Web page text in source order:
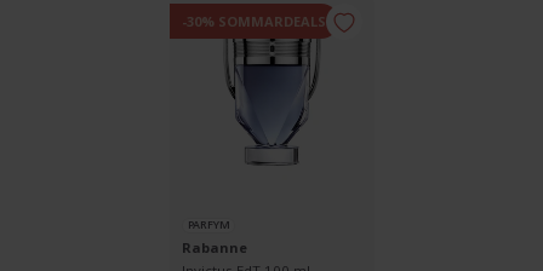
-30% SOMMARDEALS
PARFYM
Rabanne